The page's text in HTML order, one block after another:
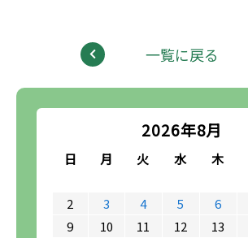
2026年8月
日 月 火 水 木
2
3 4 5 6
9
10 11 12 13
一覧に戻る